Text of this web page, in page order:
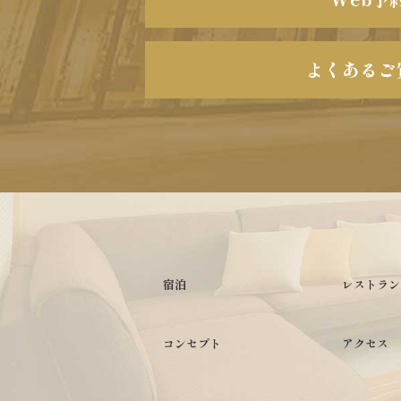
よくある
宿泊 レストラン
コンセプト アクセス